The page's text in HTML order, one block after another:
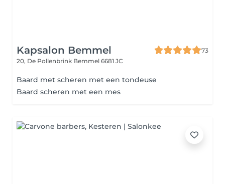
Kapsalon Bemmel
73
20, De Pollenbrink Bemmel 6681 JC
Baard met scheren met een tondeuse
Baard scheren met een mes